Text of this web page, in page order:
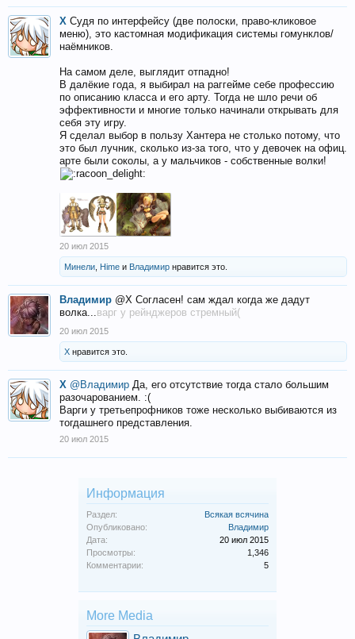
X Судя по интерфейсу (две полоски, право-кликовое
меню), это кастомная модификация системы гомунклов/
наёмников.
На самом деле, выглядит отпадно!
В далёкие года, я выбирал на раггейме себе профессию
по описанию класса и его арту. Тогда не шло речи об
эффективности и многие только начинали открывать для
себя эту игру.
Я сделал выбор в пользу Хантера не столько потому, что
это был лучник, сколько из-за того, что у девочек на офиц.
арте были соколы, а у мальчиков - собственные волки!
20 июл 2015
Минели Hime и Владимир нравится это.
Владимир @X Согласен! сам ждал когда же дадут
волка...варг у рейнджеров стремный(
20 июл 2015
X нравится это.
X @Владимир Да, его отсутствие тогда стало большим
разочарованием. :(
Варги у третьепрофников тоже несколько выбиваются из
тогдашнего представления.
20 июл 2015
Информация
Раздел:
Всякая всячина
Опубликовано:
Владимир
Дата:
20 июл 2015
Просмотры:
1,346
Комментарии:
5
More Media